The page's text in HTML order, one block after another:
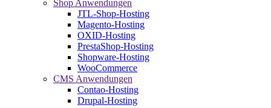
Shop Anwendungen
JTL-Shop-Hosting
Magento-Hosting
OXID-Hosting
PrestaShop-Hosting
Shopware-Hosting
WooCommerce
CMS Anwendungen
Contao-Hosting
Drupal-Hosting